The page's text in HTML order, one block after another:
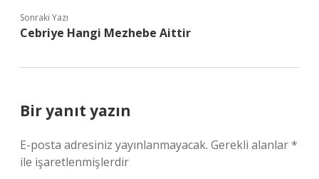
Sonraki Yazı
Cebriye Hangi Mezhebe Aittir
Bir yanıt yazın
E-posta adresiniz yayınlanmayacak. Gerekli alanlar*
ile işaretlenmişlerdir